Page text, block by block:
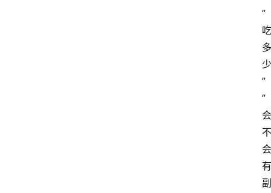
”
吃
多
少
”
”
会
不
会
有
副